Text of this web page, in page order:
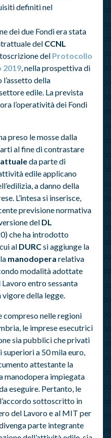
definiti nel
dei due Fondi era stata
del CCNL
del Protocollo
2019, nella prospettiva di
della
edile. La prevista
l’operatività dei Fondi
preso le mosse dalla
al fine di contrastare
da parte di
edile applicano
a danno della
L’intesa si inserisce,
previsione normativa
del DL
che ha introdotto
al DURCsi aggiunge la
manodopera relativa
modalità adottate
entro sessanta
della legge.
compreso nelle regioni
le imprese esecutrici
sia pubblici che privati
a 50 mila euro,
attestante la
manodopera impiegata
eseguire. Pertanto, le
sottoscritto in
del Lavoro e al MIT per
parte integrante